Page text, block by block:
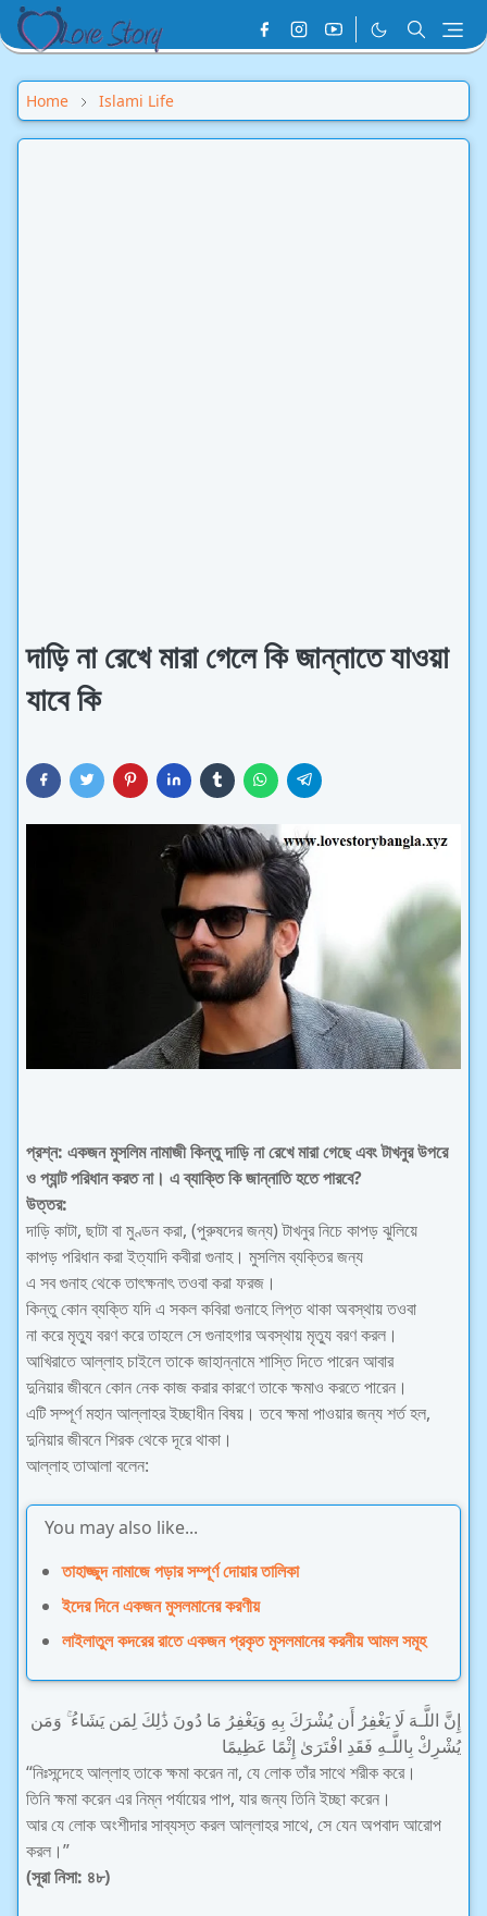
Home Islami Life
দাড়ি না রেখে মারা গেলে কি জান্নাতে যাওয়া
যাবে কি
প্রশ্ন: একজন মুসলিম নামাজী কিন্তু দাড়ি না রেখে মারা গেছে এবং টাখনুর উপরে
ও প্যান্ট পরিধান করত না। এ ব্যাক্তি কি জান্নাতি হতে পারবে?
উত্তর:
দাড়ি কাটা, ছাটা বা মুণ্ডন করা, (পুরুষদের জন্য) টাখনুর নিচে কাপড় ঝুলিয়ে
কাপড় পরিধান করা ইত্যাদি কবীরা গুনাহ। মুসলিম ব্যক্তির জন্য
এ সব গুনাহ থেকে তাৎক্ষনাৎ তওবা করা ফরজ।
কিন্তু কোন ব্যক্তি যদি এ সকল কবিরা গুনাহে লিপ্ত থাকা অবস্থায় তওবা
না করে মৃত্যু বরণ করে তাহলে সে গুনাহগার অবস্থায় মৃত্যু বরণ করল।
আখিরাতে আল্লাহ চাইলে তাকে জাহান্নামে শাস্তি দিতে পারেন আবার
দুনিয়ার জীবনে কোন নেক কাজ করার কারণে তাকে ক্ষমাও করতে পারেন।
এটি সম্পূর্ণ মহান আল্লাহর ইচ্ছাধীন বিষয়। তবে ক্ষমা পাওয়ার জন্য শর্ত হল,
দুনিয়ার জীবনে শিরক থেকে দূরে থাকা।
আল্লাহ তাআলা বলেন:
You may also like...
তাহাজ্জুদ নামাজে পড়ার সম্পূর্ণ দোয়ার তালিকা
ইদের দিনে একজন মুসলমানের করণীয়
লাইলাতুল কদরের রাতে একজন প্রকৃত মুসলমানের করনীয় আমল সমূহ
إِنَّ اللَّـهَ لَا يَغْفِرُ أَن يُشْرَكَ بِهِ وَيَغْفِرُ مَا دُونَ ذَٰلِكَ لِمَن يَشَاءُ ۚ وَمَن
يُشْرِكْ بِاللَّـهِ فَقَدِ افْتَرَىٰ إِثْمًا عَظِيمًا
“নিঃসন্দেহে আল্লাহ তাকে ক্ষমা করেন না, যে লোক তাঁর সাথে শরীক করে।
তিনি ক্ষমা করেন এর নিম্ন পর্যায়ের পাপ, যার জন্য তিনি ইচ্ছা করেন।
আর যে লোক অংশীদার সাব্যস্ত করল আল্লাহর সাথে, সে যেন অপবাদ আরোপ
করল।”
(সূরা নিসা: ৪৮)